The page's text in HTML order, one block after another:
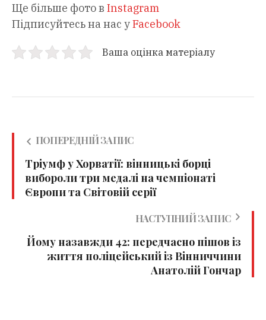
Ще більше фото в Instagram
Підписуйтесь на нас уFacebook
Ваша оцінка матеріалу
ПОПЕРЕДНІЙ ЗАПИС
Тріумф у Хорватії: вінницькі борці
вибороли три медалі на чемпіонаті
Європи та Світовій серії
НАСТУПНИЙ ЗАПИС
Йому назавжди 42: передчасно пішов із
життя поліцейський із Вінниччини
Анатолій Гончар